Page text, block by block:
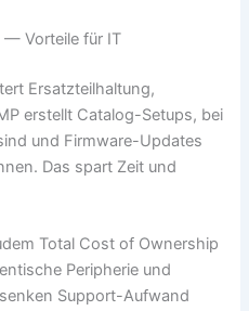
— Vorteile für IT
Ersatzteilhaltung,
erstellt Catalog-Setups, bei
und Firmware-Updates
Das spart Zeit und
Total Cost of Ownership
Peripherie und
Support-Aufwand